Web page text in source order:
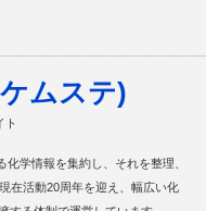
ムステ)
ト
学情報を集約し、それを整理、
在活動20周年を迎え、幅広い化